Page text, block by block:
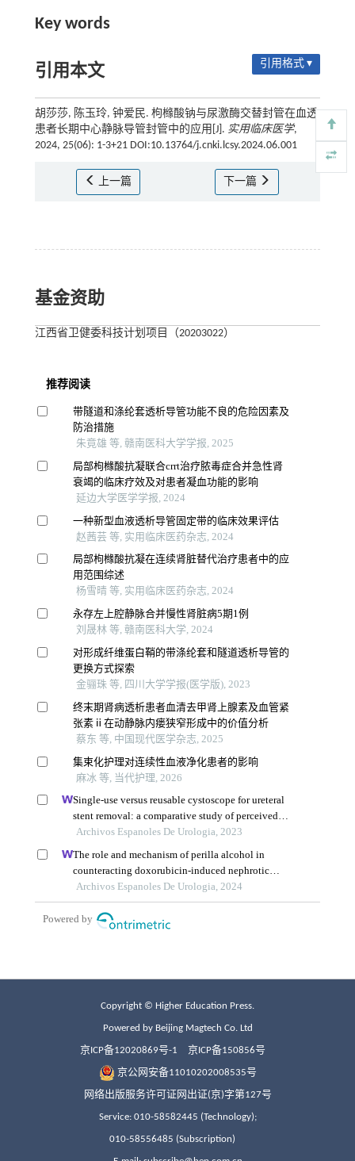
Key words
引用本文 引用格式 ▾
胡莎莎, 陈玉玲, 钟爱民. 枸橼酸钠与尿激酶交替封管在血透
患者长期中心静脉导管封管中的应用[J]. 实用临床医学,
2024, 25(06): 1-3+21 DOI:10.13764/j.cnki.lcsy.2024.06.001
上一篇 下一篇
基金资助
江西省卫健委科技计划项目（20203022）
Copyright © Higher Education Press.
Powered by Beijing Magtech Co. Ltd
京ICP备12020869号-1 京ICP备150856号
京公网安备11010202008535号
网络出版服务许可证网出证(京)字第127号
Service: 010-58582445 (Technology);
010-58556485 (Subscription)